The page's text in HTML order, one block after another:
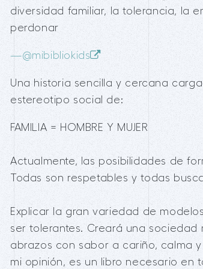
diversidad familiar, la tolerancia, la
perdonar
—@mibibliokids
Una historia sencilla y cercana
estereotipo social de:
FAMILIA = HOMBRE Y MUJER
Actualmente, las posibilidades de
Todas son respetables y todas
Explicar la gran variedad de
ser tolerantes. Creará una
abrazos con sabor a cariño, calma
mi opinión, es un libro necesario en